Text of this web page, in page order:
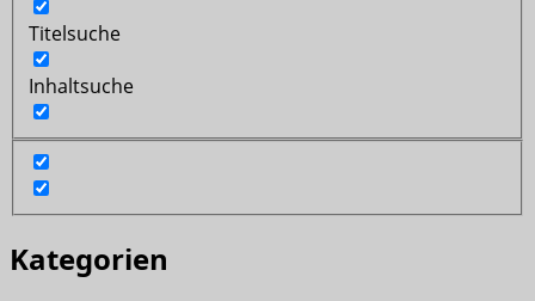
Titelsuche
Inhaltsuche
Kategorien